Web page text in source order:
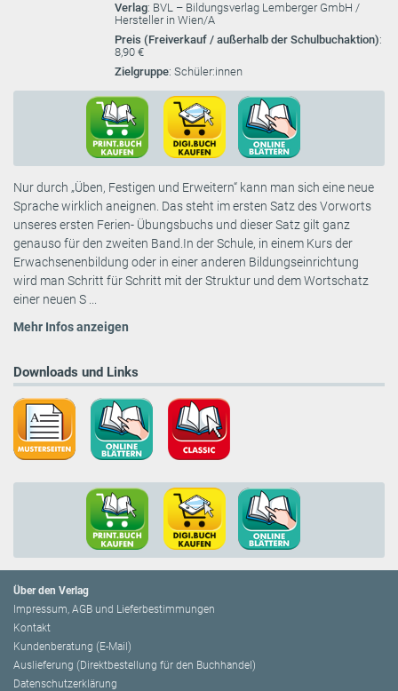
Verlag: BVL – Bildungsverlag Lemberger GmbH /
Hersteller in Wien/A
Preis (Freiverkauf / außerhalb der Schulbuchaktion):
8,90 €
Zielgruppe: Schüler:innen
Nur durch „Üben, Festigen und Erweitern“ kann man sich eine neue
Sprache wirklich aneignen. Das steht im ersten Satz des Vorworts
unseres ersten Ferien- Übungsbuchs und dieser Satz gilt ganz
genauso für den zweiten Band.In der Schule, in einem Kurs der
Erwachsenenbildung oder in einer anderen Bildungseinrichtung
wird man Schritt für Schritt mit der Struktur und dem Wortschatz
einer neuen S ...
Mehr Infos anzeigen
Downloads und Links
Über den Verlag
Impressum, AGB und Lieferbestimmungen
Kontakt
Kundenberatung (E-Mail)
Auslieferung (Direktbestellung für den Buchhandel)
Datenschutzerklärung